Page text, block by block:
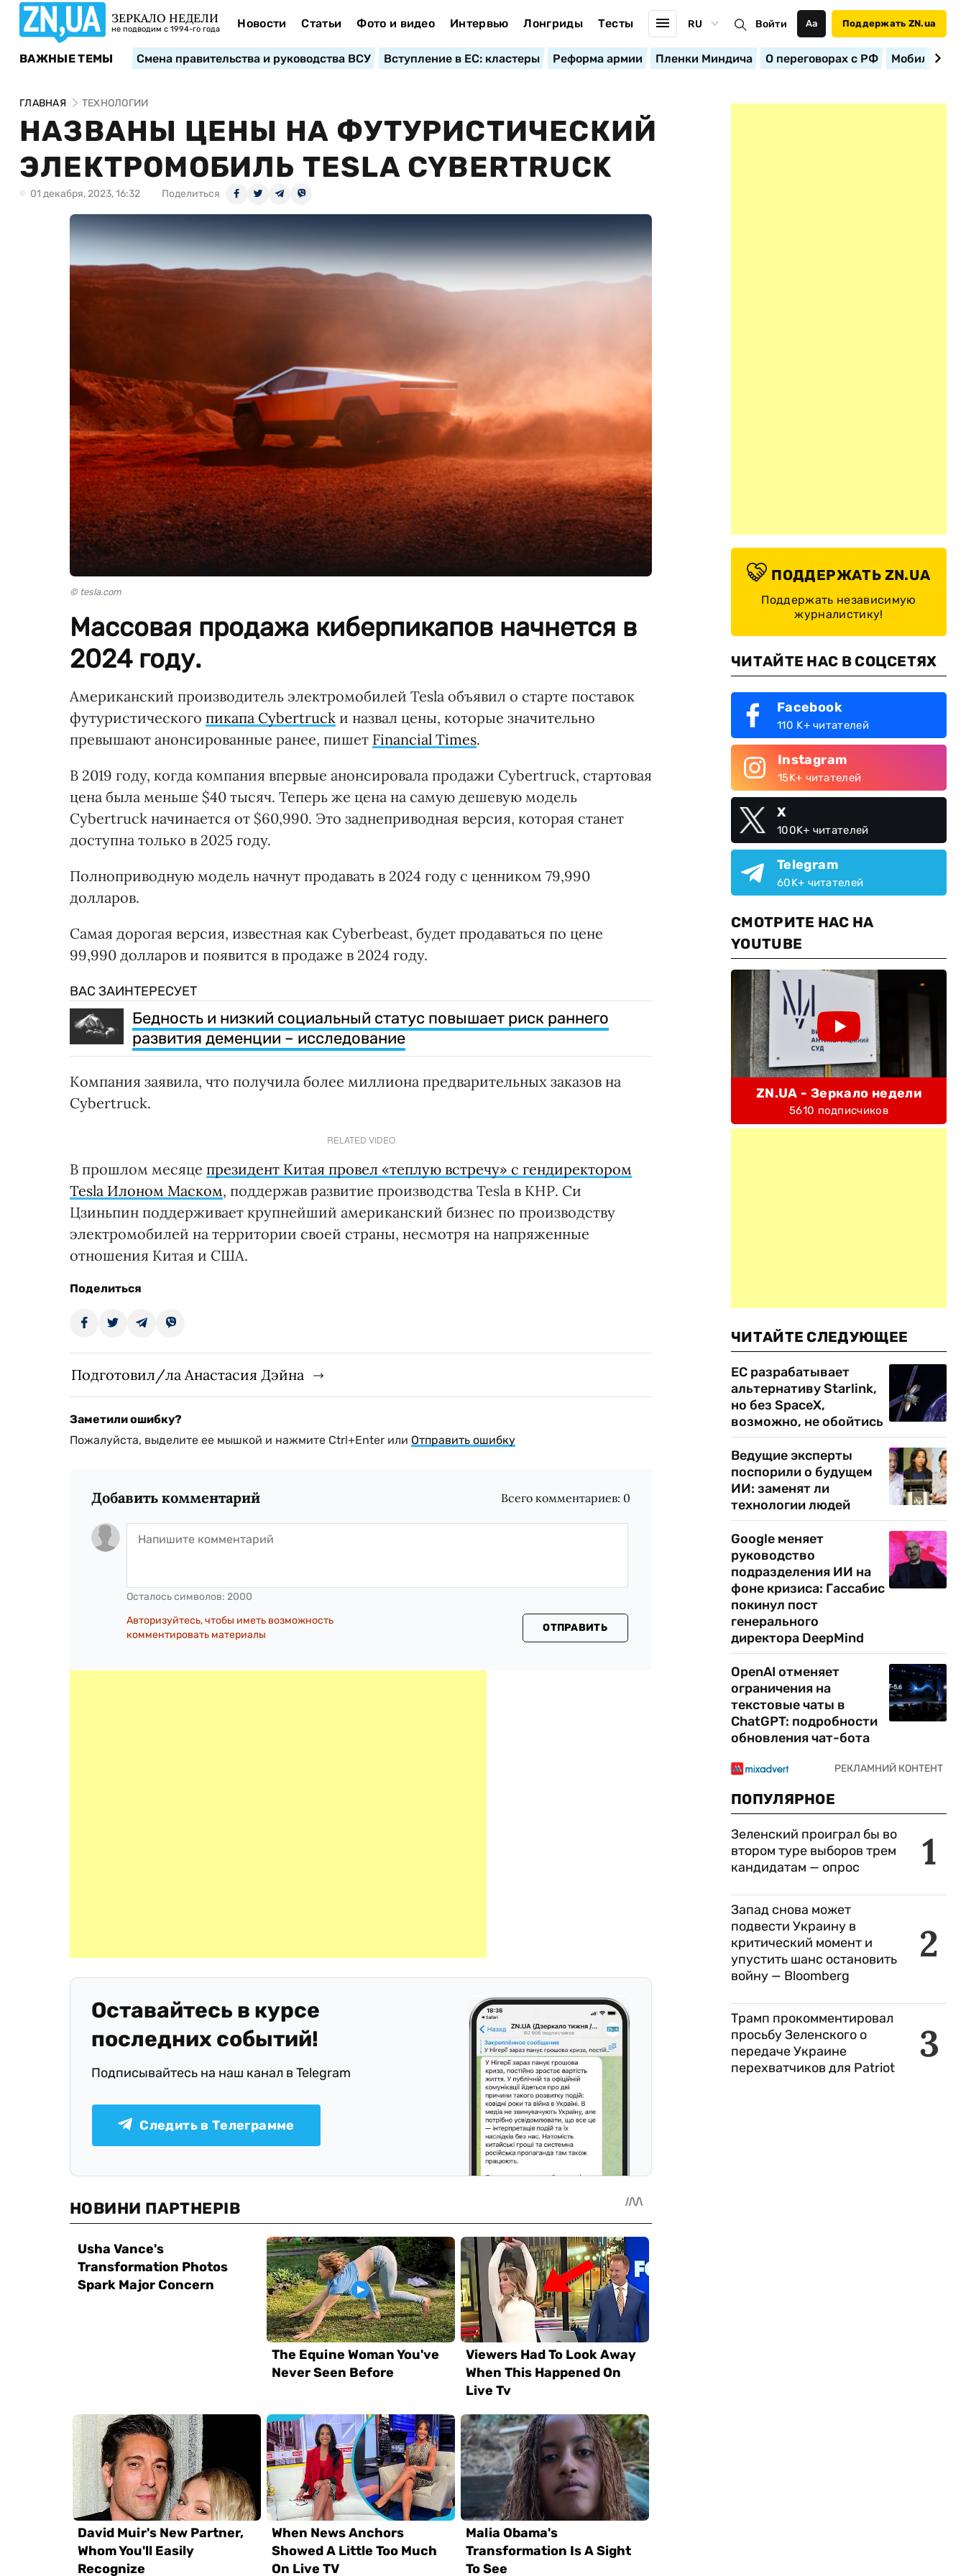
ЗЕРКАЛО НЕДЕЛИ
не подводим с 1994-го года Новости Статьи Фото и видео Интервью Лонгриды Тесты RU Войти Аа Поддержать ZN.ua
ВАЖНЫЕ ТЕМЫ Смена правительства и руководства ВСУ Вступление в ЕС: кластеры Реформа армии Пленки Миндича О переговорах с РФ
ГЛАВНАЯ ТЕХНОЛОГИИ
НАЗВАНЫ ЦЕНЫ НА ФУТУРИСТИЧЕСКИЙ
ЭЛЕКТРОМОБИЛЬ TESLA CYBERTRUCK
01 декабря, 2023, 16:32 Поделиться
© tesla.com
Массовая продажа киберпикапов начнется в
2024 году.
Американский производитель электромобилей Tesla объявил о старте поставок
футуристического пикапа Cybertruck и назвал цены, которые значительно
превышают анонсированные ранее, пишет Financial Times.
В 2019 году, когда компания впервые анонсировала продажи Cybertruck, стартовая
цена была меньше $40 тысяч. Теперь же цена на самую дешевую модель
Cybertruck начинается от $60,990. Это заднеприводная версия, которая станет
доступна только в 2025 году.
Полноприводную модель начнут продавать в 2024 году с ценником 79,990
долларов.
Самая дорогая версия, известная как Cyberbeast, будет продаваться по цене
99,990 долларов и появится в продаже в 2024 году.
ВАС ЗАИНТЕРЕСУЕТ
Бедность и низкий социальный статус повышает риск раннего
развития деменции – исследование
Компания заявила, что получила более миллиона предварительных заказов на
Cybertruck.
RELATED VIDEO
В прошлом месяце президент Китая провел «теплую встречу» с гендиректором
Tesla Илоном Маском, поддержав развитие производства Tesla в КНР. Си
Цзиньпин поддерживает крупнейший американский бизнес по производству
электромобилей на территории своей страны, несмотря на напряженные
отношения Китая и США.
Поделиться
Подготовил/ла Анастасия Дэйна
Заметили ошибку?
Пожалуйста, выделите ее мышкой и нажмите Ctrl+Enter или Отправить ошибку
Добавить комментарий Всего комментариев: 0
Осталось символов: 2000
Авторизуйтесь, чтобы иметь возможность
комментировать материалы
ОТПРАВИТЬ
Оставайтесь в курсе
последних событий!
Подписывайтесь на наш канал в Telegram
Следить в Телеграмме
ПОДДЕРЖАТЬ ZN.UA
Поддержать независимую
журналистику!
ЧИТАЙТЕ НАС В СОЦСЕТЯХ
Facebook
110 K+ читателей
Instagram
15K+ читателей
X
100K+ читателей
Telegram
60K+ читателей
СМОТРИТЕ НАС НА
YOUTUBE
ZN.UA - Зеркало недели
5610 подписчиков
ЧИТАЙТЕ СЛЕДУЮЩЕЕ
ЕС разрабатывает
альтернативу Starlink,
но без SpaceX,
возможно, не обойтись
Ведущие эксперты
поспорили о будущем
ИИ: заменят ли
технологии людей
Google меняет
руководство
подразделения ИИ на
фоне кризиса: Гассабис
покинул пост
генерального
директора DeepMind
OpenAI отменяет
ограничения на
текстовые чаты в
ChatGPT: подробности
обновления чат-бота
ПОПУЛЯРНОЕ
1
Зеленский проиграл бы во
втором туре выборов трем
кандидатам — опрос
2
Запад снова может
подвести Украину в
критический момент и
упустить шанс остановить
войну — Bloomberg
3
Трамп прокомментировал
просьбу Зеленского о
передаче Украине
перехватчиков для Patriot